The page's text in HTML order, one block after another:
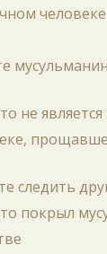
человеке
не
следить
покрыл